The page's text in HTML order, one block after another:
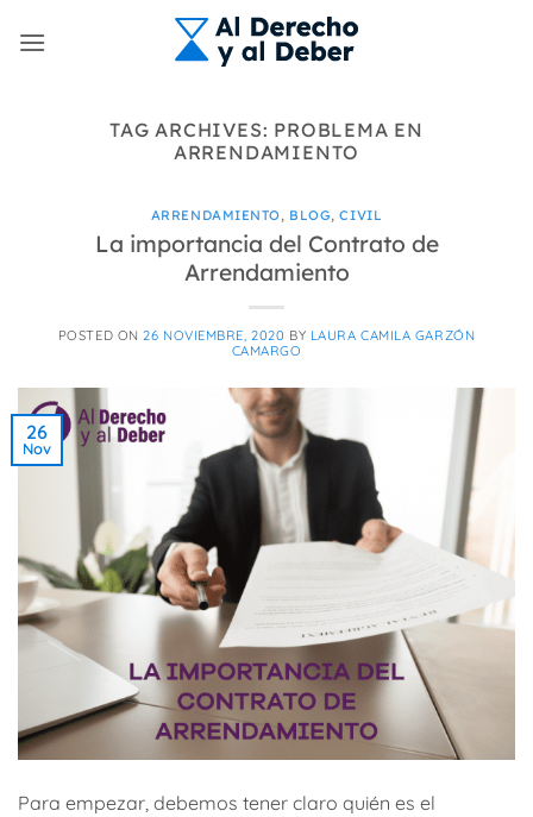
TAG ARCHIVES: PROBLEMA EN
ARRENDAMIENTO
ARRENDAMIENTO, BLOG,CIVIL
La importancia del Contrato de
Arrendamiento
POSTED ON26 NOVIEMBRE, 2020 BY LAURA CAMILA GARZÓN
CAMARGO
26
Nov
Para empezar, debemos tener claro quién es el